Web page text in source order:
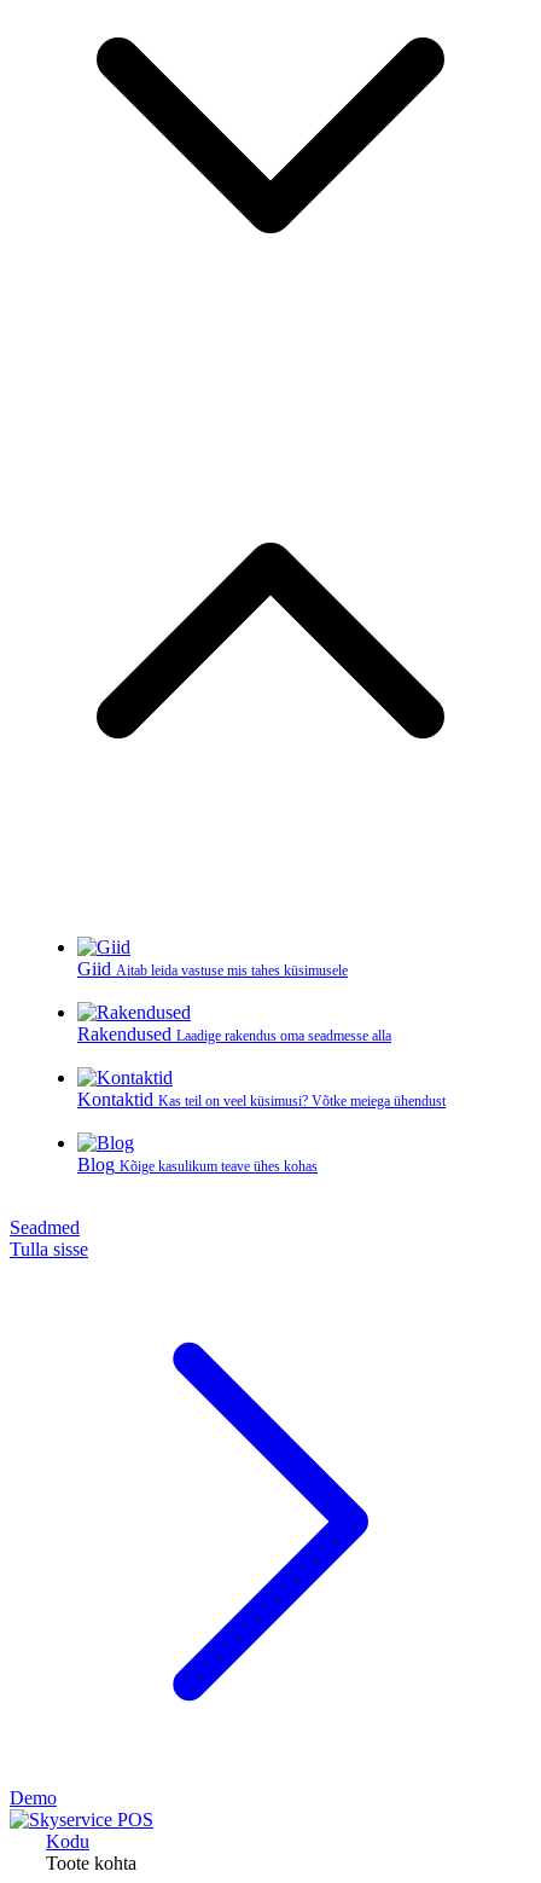
Giid Aitab leida vastuse mis tahes küsimusele
Rakendused Laadige rakendus oma seadmesse alla
Kontaktid Kas teil on veel küsimusi? Võtke meiega ühendust
Blog Kõige kasulikum teave ühes kohas
Seadmed
Tulla sisse
Demo
Kodu
Toote kohta